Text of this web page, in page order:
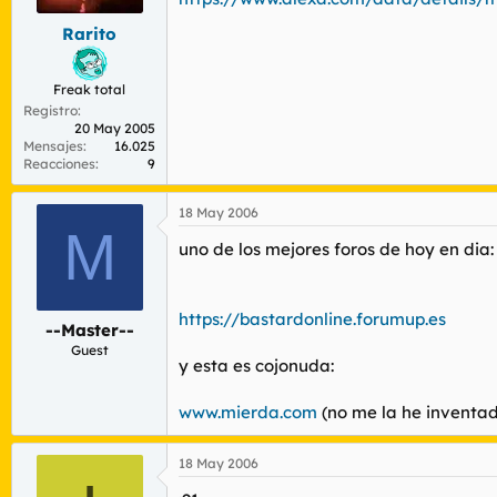
Rarito
Freak total
Registro
20 May 2005
Mensajes
16.025
Reacciones
9
M
--Master--
Guest
18 May 2006
uno de los mejores foros de hoy en dia:
https://bastardonline.forumup.es
y esta es cojonuda:
www.mierda.com (no me la he
18 May 2006